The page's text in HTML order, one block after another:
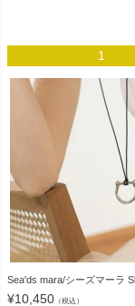
1
Sea'ds mara/シーズマーラ
¥10,450 （税込）